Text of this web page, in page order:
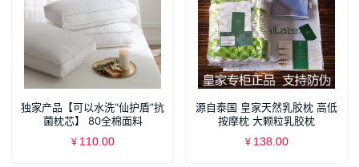
独家产品【可以水洗“仙护盾”抗
菌枕芯】 80全棉面料
¥ 110.00
源自泰国 皇家天然乳胶枕 高低
按摩枕 大颗粒乳胶枕
¥ 138.00